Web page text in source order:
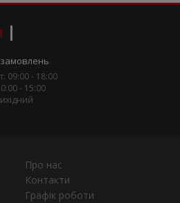
замовлень
09:00 - 18:00
- 15:00
Про нас
Контакти
Графік роботи